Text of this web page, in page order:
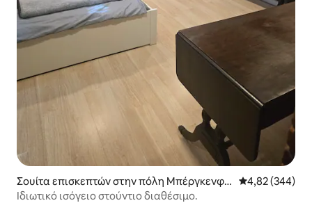
Σουίτα επισκεπτών στην πόλη Μπέργκενφιλ
ντ
Μέση
4,82 (344)
Ιδιωτικό ισόγειο στούντιο διαθέσιμο.